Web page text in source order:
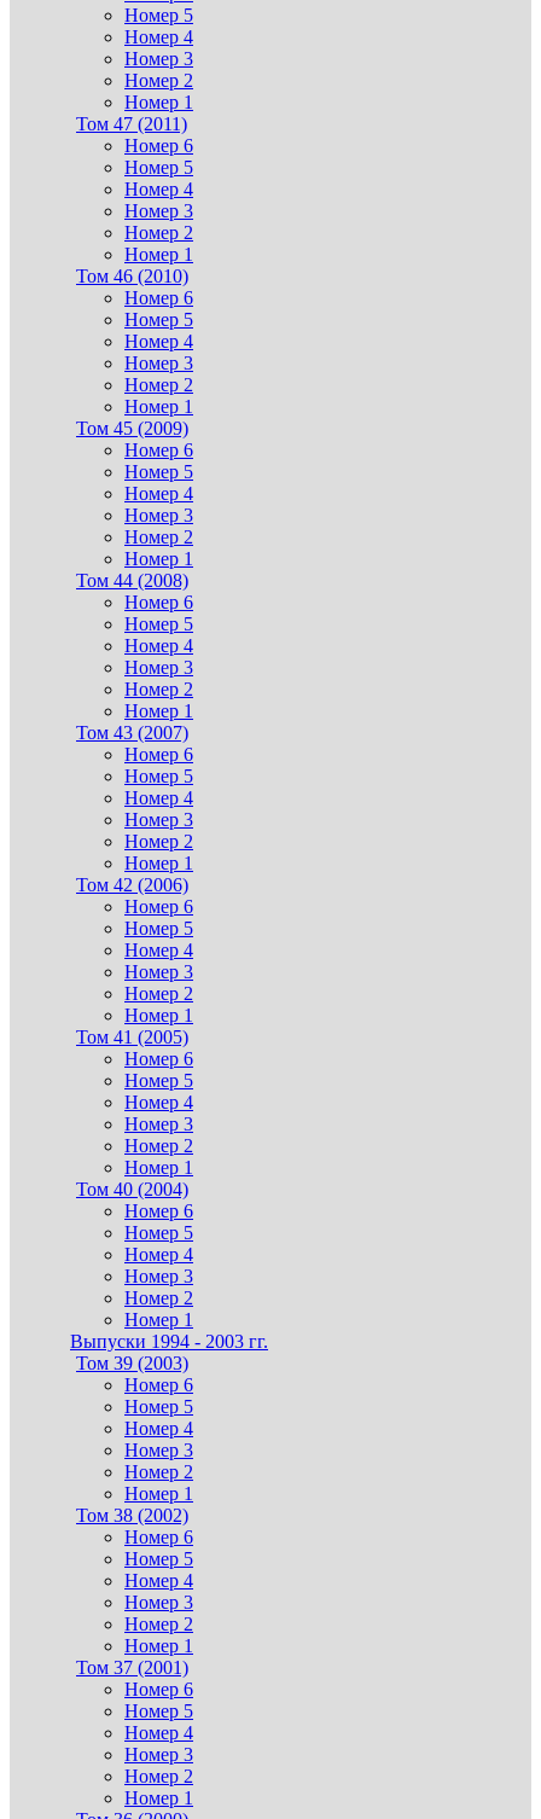
Номер 5
Номер 4
Номер 3
Номер 2
Номер 1
Том 47 (2011)
Номер 6
Номер 5
Номер 4
Номер 3
Номер 2
Номер 1
Том 46 (2010)
Номер 6
Номер 5
Номер 4
Номер 3
Номер 2
Номер 1
Том 45 (2009)
Номер 6
Номер 5
Номер 4
Номер 3
Номер 2
Номер 1
Том 44 (2008)
Номер 6
Номер 5
Номер 4
Номер 3
Номер 2
Номер 1
Том 43 (2007)
Номер 6
Номер 5
Номер 4
Номер 3
Номер 2
Номер 1
Том 42 (2006)
Номер 6
Номер 5
Номер 4
Номер 3
Номер 2
Номер 1
Том 41 (2005)
Номер 6
Номер 5
Номер 4
Номер 3
Номер 2
Номер 1
Том 40 (2004)
Номер 6
Номер 5
Номер 4
Номер 3
Номер 2
Номер 1
Выпуски 1994 - 2003 гг.
Том 39 (2003)
Номер 6
Номер 5
Номер 4
Номер 3
Номер 2
Номер 1
Том 38 (2002)
Номер 6
Номер 5
Номер 4
Номер 3
Номер 2
Номер 1
Том 37 (2001)
Номер 6
Номер 5
Номер 4
Номер 3
Номер 2
Номер 1